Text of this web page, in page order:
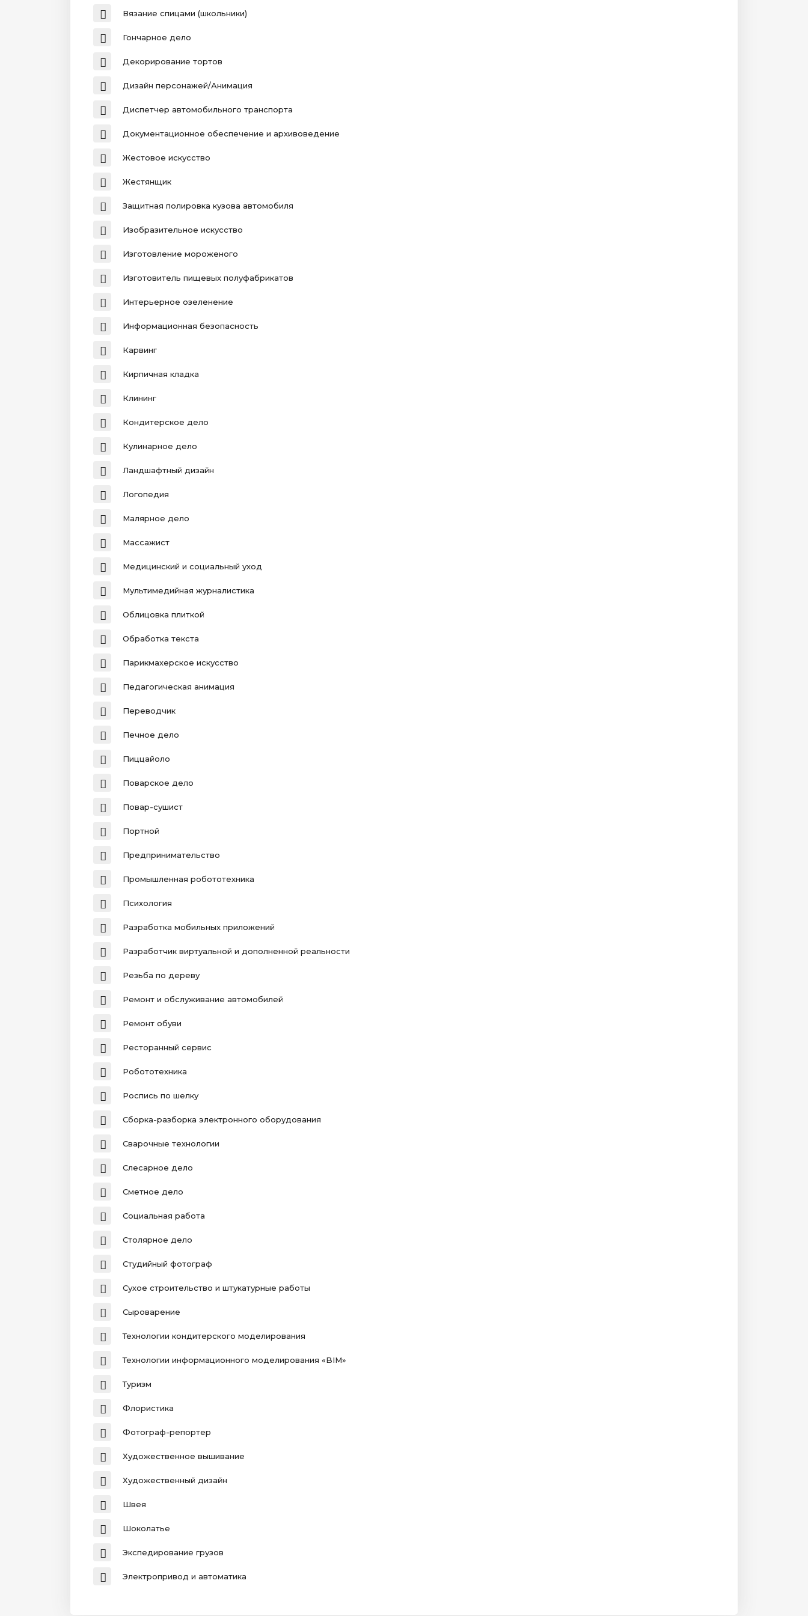
Вязание спицами (школьники)
Гончарное дело
Декорирование тортов
Дизайн персонажей/Анимация
Диспетчер автомобильного транспорта
Документационное обеспечение и архивоведение
Жестовое искусство
Жестянщик
Защитная полировка кузова автомобиля
Изобразительное искусство
Изготовление мороженого
Изготовитель пищевых полуфабрикатов
Интерьерное озеленение
Информационная безопасность
Карвинг
Кирпичная кладка
Клининг
Кондитерское дело
Кулинарное дело
Ландшафтный дизайн
Логопедия
Малярное дело
Массажист
Медицинский и социальный уход
Мультимедийная журналистика
Облицовка плиткой
Обработка текста
Парикмахерское искусство
Педагогическая анимация
Переводчик
Печное дело
Пиццайоло
Поварское дело
Повар-сушист
Портной
Предпринимательство
Промышленная робототехника
Психология
Разработка мобильных приложений
Разработчик виртуальной и дополненной реальности
Резьба по дереву
Ремонт и обслуживание автомобилей
Ремонт обуви
Ресторанный сервис
Робототехника
Роспись по шелку
Сборка-разборка электронного оборудования
Сварочные технологии
Слесарное дело
Сметное дело
Социальная работа
Столярное дело
Студийный фотограф
Сухое строительство и штукатурные работы
Сыроварение
Технологии кондитерского моделирования
Технологии информационного моделирования «BIM»
Туризм
Флористика
Фотограф-репортер
Художественное вышивание
Художественный дизайн
Швея
Шоколатье
Экспедирование грузов
Электропривод и автоматика